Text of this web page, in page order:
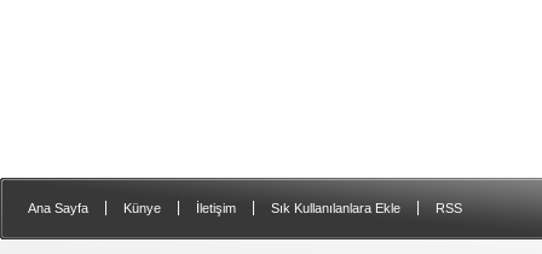
listesinden
Ana Sayfa Künye İletişim Sık Kullanılanlara Ekle RSS